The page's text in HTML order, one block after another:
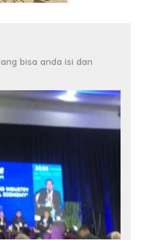
bisa anda isi dan